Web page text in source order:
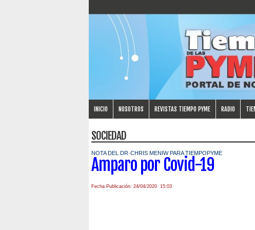
INICIO NOSOTROS REVISTAS TIEMPO PYME RADIO
SOCIEDAD
NOTA DEL DR·CHRIS MENIW PARA TIEMPOPYME
Amparo por Covid-19
Fecha Publicación: 24/04/2020 15:03